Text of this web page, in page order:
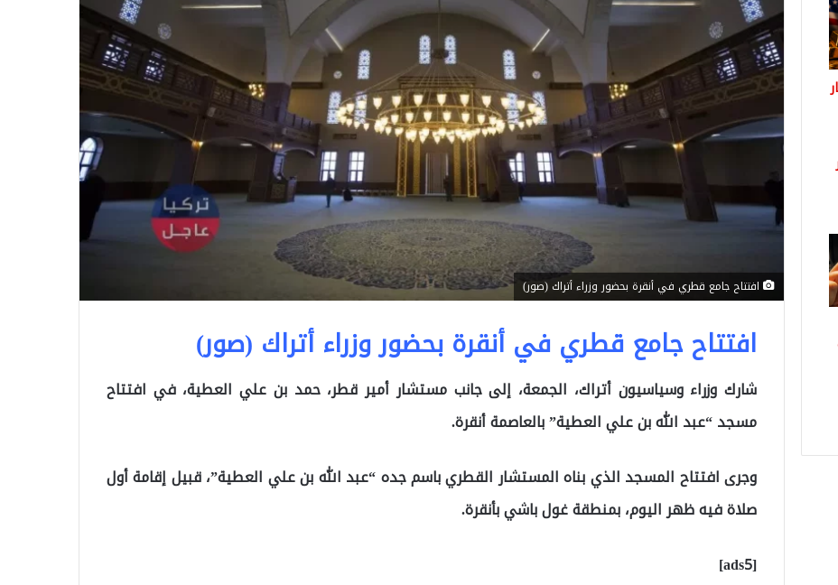
افتتاح جامع قطري في أنقرة بحضور وزراء أتراك (صور)
افتتاح جامع قطري في أنقرة بحضور وزراء أتراك (صور)
شارك وزراء وسياسيون أتراك، الجمعة، إلى جانب مستشار أمير قطر، حمد بن علي العطية، في افتتاح
مسجد “عبد الله بن علي العطية” بالعاصمة أنقرة.
وجرى افتتاح المسجد الذي بناه المستشار القطري باسم جده “عبد الله بن علي العطية”، قبيل إقامة أول
صلاة فيه ظهر اليوم، بمنطقة غول باشي بأنقرة.
[ads5]